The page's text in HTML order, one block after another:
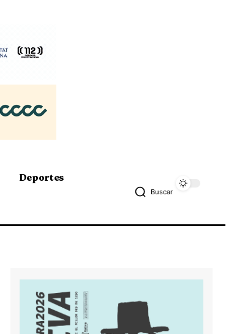
Deportes
Buscar